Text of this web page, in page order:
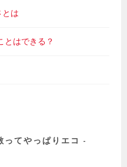
は
とはできる？
ってやっぱりエコ